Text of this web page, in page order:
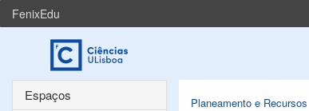
FenixEdu
Planeamento e Recursos
Espaços